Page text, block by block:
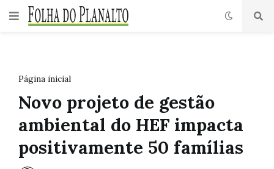
Página inicial
Novo projeto de gestão
ambiental do HEF impacta
positivamente 50 famílias